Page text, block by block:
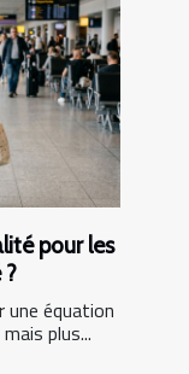
pour les
?
une équation
plus...